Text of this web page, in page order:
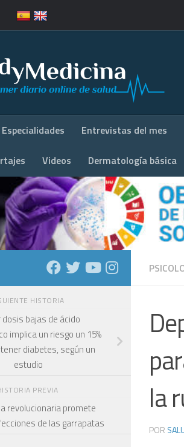
Especialidades Entrevistas del mes
Videos Dermatología básica
la
POR
HISTORIA
dosis bajas de ácido
implica un riesgo un 15%
diabetes, según un
estudio
PREVIA
revolucionaria promete
de las garrapatas